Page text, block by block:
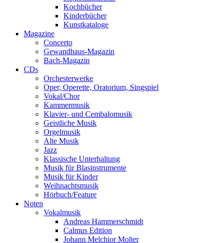
Kochbücher
Kinderbücher
Kunstkataloge
Magazine
Concerto
Gewandhaus-Magazin
Bach-Magazin
CDs
Orchesterwerke
Oper, Operette, Oratorium, Singspiel
Vokal/Chor
Kammermusik
Klavier- und Cembalomusik
Geistliche Musik
Orgelmusik
Alte Musik
Jazz
Klassische Unterhaltung
Musik für Blasinstrumente
Musik für Kinder
Weihnachtsmusik
Hörbuch/Feature
Noten
Vokalmusik
Andreas Hammerschmidt
Calmus Edition
Johann Melchior Molter